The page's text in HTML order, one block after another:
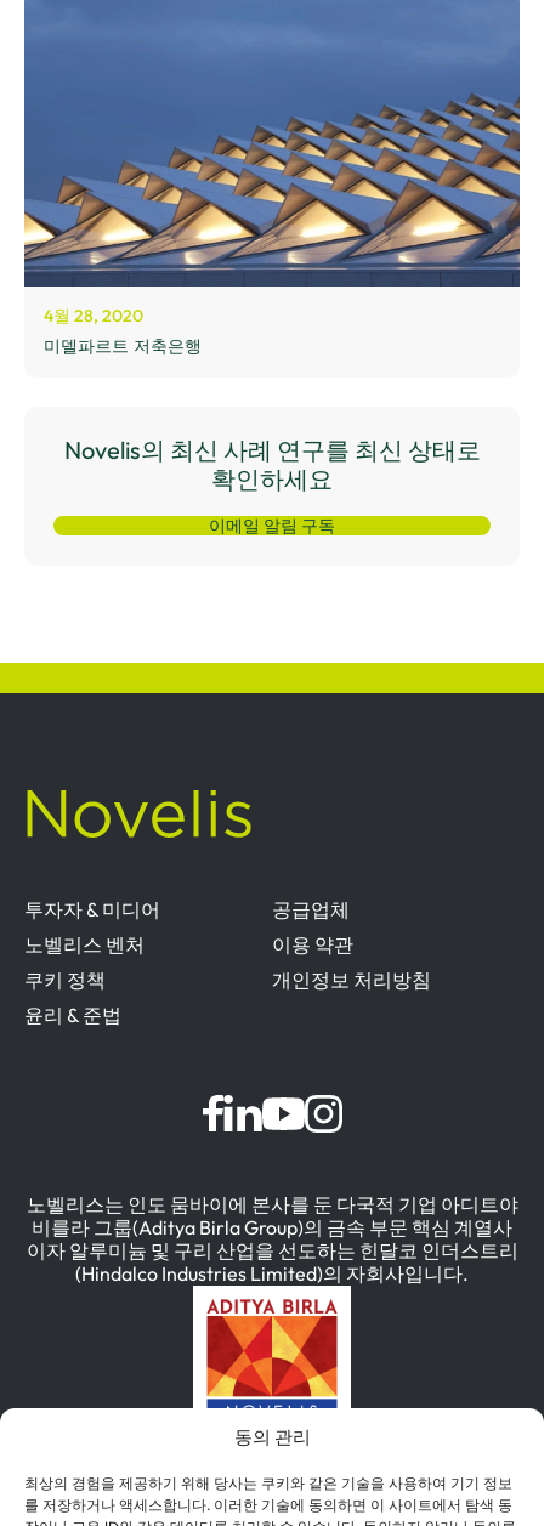
동의 관리
최상의 경험을 제공하기 위해 당사는 쿠키와 같은 기술을 사용하여 기기 정보
를 저장하거나 액세스합니다. 이러한 기술에 동의하면 이 사이트에서 탐색 동
4월 28, 2020
미델파르트 저축은행
Novelis의 최신 사례 연구를 최신 상태로
확인하세요
이메일 알림 구독
투자자 & 미디어
공급업체
노벨리스 벤처
이용 약관
쿠키 정책
개인정보 처리방침
윤리 & 준법
노벨리스는 인도 뭄바이에 본사를 둔 다국적 기업 아디트야
비를라 그룹(Aditya Birla Group)의 금속 부문 핵심 계열사
이자 알루미늄 및 구리 산업을 선도하는 힌달코 인더스트리
(Hindalco Industries Limited)의 자회사입니다.